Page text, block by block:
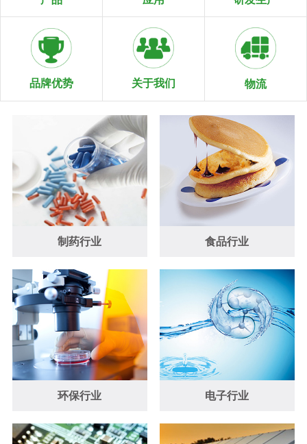
品牌优势 关于我们 物流
制药行业 食品行业
环保行业 电子行业